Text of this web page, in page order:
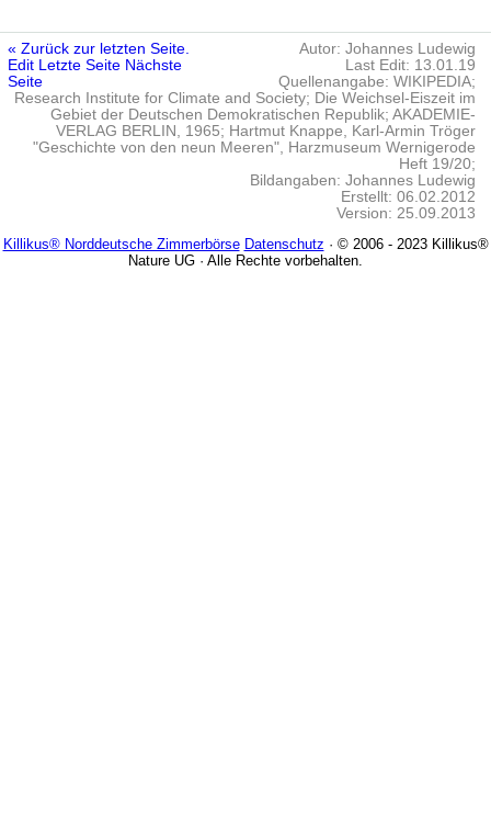
« Zurück zur letzten Seite.
Edit Letzte Seite Nächste
Seite
Autor: Johannes Ludewig
Last Edit: 13.01.19
Quellenangabe: WIKIPEDIA;
Research Institute for Climate and Society; Die Weichsel-Eiszeit im
Gebiet der Deutschen Demokratischen Republik; AKADEMIE-
VERLAG BERLIN, 1965; Hartmut Knappe, Karl-Armin Tröger
"Geschichte von den neun Meeren", Harzmuseum Wernigerode
Heft 19/20;
Bildangaben: Johannes Ludewig
Erstellt: 06.02.2012
Version: 25.09.2013
Killikus® Norddeutsche Zimmerbörse Datenschutz · © 2006 - 2023 Killikus®
Nature UG · Alle Rechte vorbehalten.